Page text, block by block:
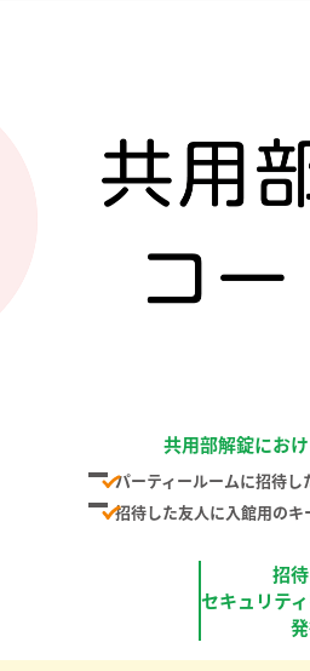
共用部解錠にお
パーティールームに招待
招待した友人に入館用の
招
セキュリテ